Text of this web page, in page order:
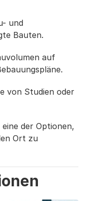
und
Bauten.
auf
von Studien oder
eine der Optionen,
Ort zu